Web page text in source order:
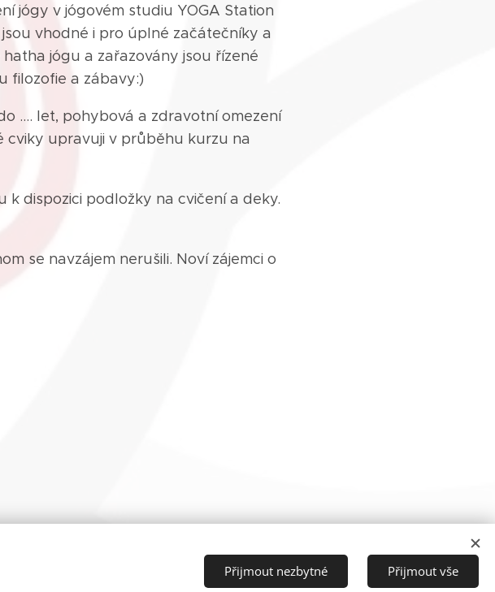
jógy v jógovém studiu YOGA Station
vhodné i pro úplné začátečníky a
jógu a zařazovány jsou řízené
filozofie a zábavy:)
.... let, pohybová a zdravotní omezení
upravuji v průběhu kurzu na
k dispozici podložky na cvičení a deky.
se navzájem nerušili. Noví zájemci o
Přijmout nezbytné Přijmout vše